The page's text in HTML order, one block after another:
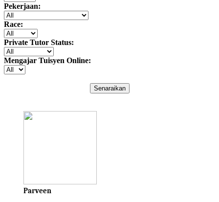
Pekerjaan:
Race:
Private Tutor Status:
Mengajar Tuisyen Online:
Senaraikan
Parveen